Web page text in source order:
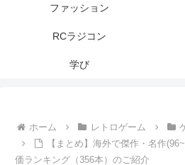
ファッション
RCラジコン
学び
ホーム レトロゲーム
【まとめ】海外で傑作・名作
価ランキング（356本）のご紹介